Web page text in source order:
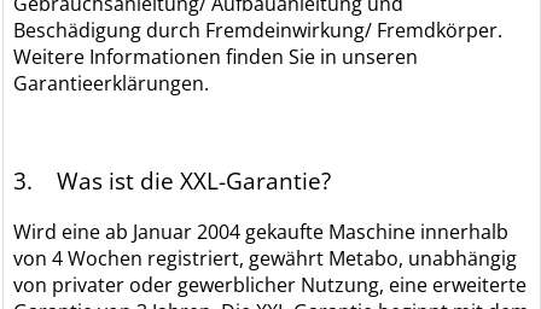
Beschädigung durch Fremdeinwirkung/ Fremdkörper.
Weitere Informationen finden Sie in unseren
Garantieerklärungen.
3. Was ist die XXL-Garantie?
Wird eine ab Januar 2004 gekaufte Maschine innerhalb
von 4 Wochen registriert, gewährt Metabo, unabhängig
von privater oder gewerblicher Nutzung, eine erweiterte